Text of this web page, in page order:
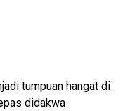
tumpuan hangat di
didakwa